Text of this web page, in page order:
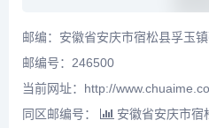
邮编：安徽省安庆市宿松县孚玉
邮编号：246500
当前网址：http://
同区邮编号：
安徽省安庆市宿